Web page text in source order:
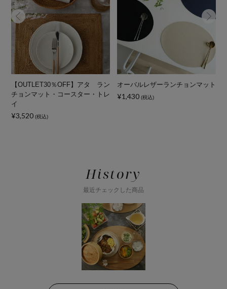
【OUTLET30％OFF】アタ ラン
チョンマット・コースター・トレ
イ
¥3,520 (税込)
オーバルレザーランチョンマット
¥1,430 (税込)
History
最近チェックした商品